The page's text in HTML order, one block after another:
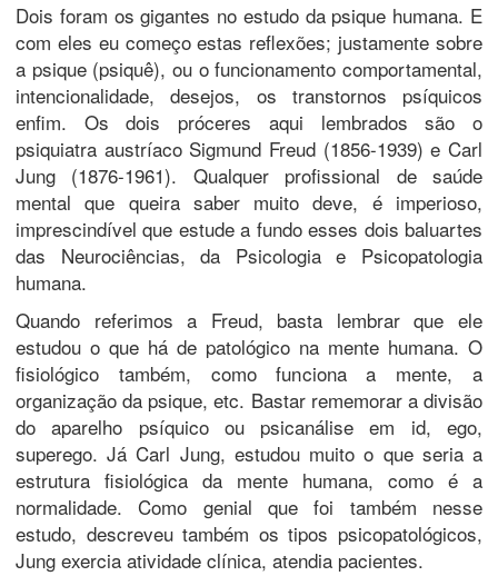
Dois foram os gigantes no estudo da psique humana. E
com eles eu começo estas reflexões; justamente sobre
a psique (psiquê), ou o funcionamento comportamental,
intencionalidade, desejos, os transtornos psíquicos
enfim. Os dois próceres aqui lembrados são o
psiquiatra austríaco Sigmund Freud (1856-1939) e Carl
Jung (1876-1961). Qualquer profissional de saúde
mental que queira saber muito deve, é imperioso,
imprescindível que estude a fundo esses dois baluartes
das Neurociências, da Psicologia e Psicopatologia
humana.
Quando referimos a Freud, basta lembrar que ele
estudou o que há de patológico na mente humana. O
fisiológico também, como funciona a mente, a
organização da psique, etc. Bastar rememorar a divisão
do aparelho psíquico ou psicanálise em id, ego,
superego. Já Carl Jung, estudou muito o que seria a
estrutura fisiológica da mente humana, como é a
normalidade. Como genial que foi também nesse
estudo, descreveu também os tipos psicopatológicos,
Jung exercia atividade clínica, atendia pacientes.